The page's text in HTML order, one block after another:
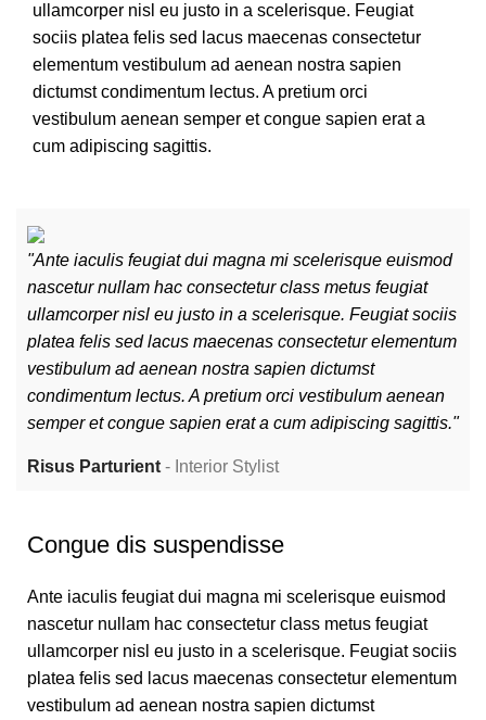
ullamcorper nisl eu justo in a scelerisque. Feugiat
sociis platea felis sed lacus maecenas consectetur
elementum vestibulum ad aenean nostra sapien
dictumst condimentum lectus. A pretium orci
vestibulum aenean semper et congue sapien erat a
cum adipiscing sagittis.
"Ante iaculis feugiat dui magna mi scelerisque euismod
nascetur nullam hac consectetur class metus feugiat
ullamcorper nisl eu justo in a scelerisque. Feugiat sociis
platea felis sed lacus maecenas consectetur elementum
vestibulum ad aenean nostra sapien dictumst
condimentum lectus. A pretium orci vestibulum aenean
semper et congue sapien erat a cum adipiscing sagittis."
Risus Parturient Interior Stylist
Congue dis suspendisse
Ante iaculis feugiat dui magna mi scelerisque euismod
nascetur nullam hac consectetur class metus feugiat
ullamcorper nisl eu justo in a scelerisque. Feugiat sociis
platea felis sed lacus maecenas consectetur elementum
vestibulum ad aenean nostra sapien dictumst